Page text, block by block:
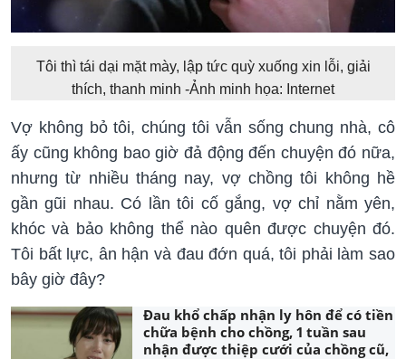
Tôi thì tái dại mặt mày, lập tức quỳ xuống xin lỗi, giải
thích, thanh minh -Ảnh minh họa: Internet
Vợ không bỏ tôi, chúng tôi vẫn sống chung nhà, cô
ấy cũng không bao giờ đả động đến chuyện đó nữa,
nhưng từ nhiều tháng nay, vợ chồng tôi không hề
gần gũi nhau. Có lần tôi cố gắng, vợ chỉ nằm yên,
khóc và bảo không thể nào quên được chuyện đó.
Tôi bất lực, ân hận và đau đớn quá, tôi phải làm sao
bây giờ đây?
Đau khổ chấp nhận ly hôn để có tiền
chữa bệnh cho chồng, 1 tuần sau
nhận được thiệp cưới của chồng cũ,